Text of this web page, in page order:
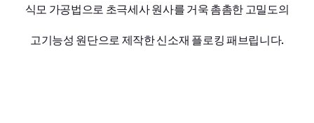
식모 가공법으로 초극세사 원사를 거욱 촘촘한 고밀도의
고기능성 원단으로 제작한 신소재 플로킹 패브립니다.